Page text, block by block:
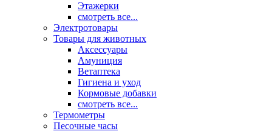
Этажерки
смотреть все...
Электротовары
Товары для животных
Аксессуары
Амуниция
Ветаптека
Гигиена и уход
Кормовые добавки
смотреть все...
Термометры
Песочные часы